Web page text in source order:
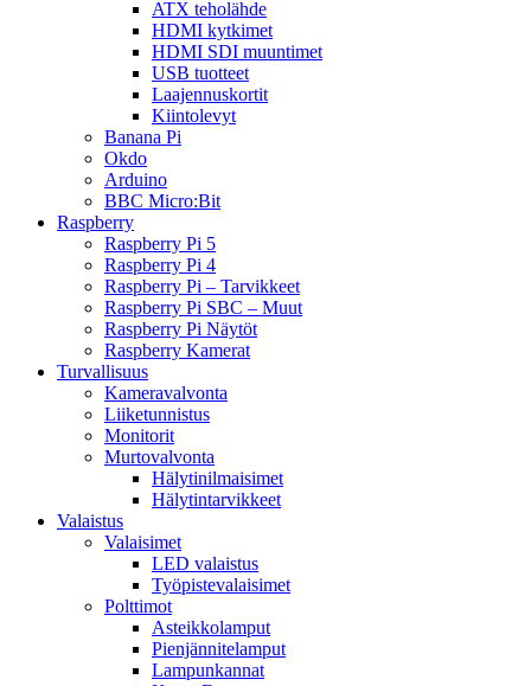
ATX teholähde
HDMI kytkimet
HDMI SDI muuntimet
USB tuotteet
Laajennuskortit
Kiintolevyt
Banana Pi
Okdo
Arduino
BBC Micro:Bit
Raspberry
Raspberry Pi 5
Raspberry Pi 4
Raspberry Pi – Tarvikkeet
Raspberry Pi SBC – Muut
Raspberry Pi Näytöt
Raspberry Kamerat
Turvallisuus
Kameravalvonta
Liiketunnistus
Monitorit
Murtovalvonta
Hälytinilmaisimet
Hälytintarvikkeet
Valaistus
Valaisimet
LED valaistus
Työpistevalaisimet
Polttimot
Asteikkolamput
Pienjännitelamput
Lampunkannat